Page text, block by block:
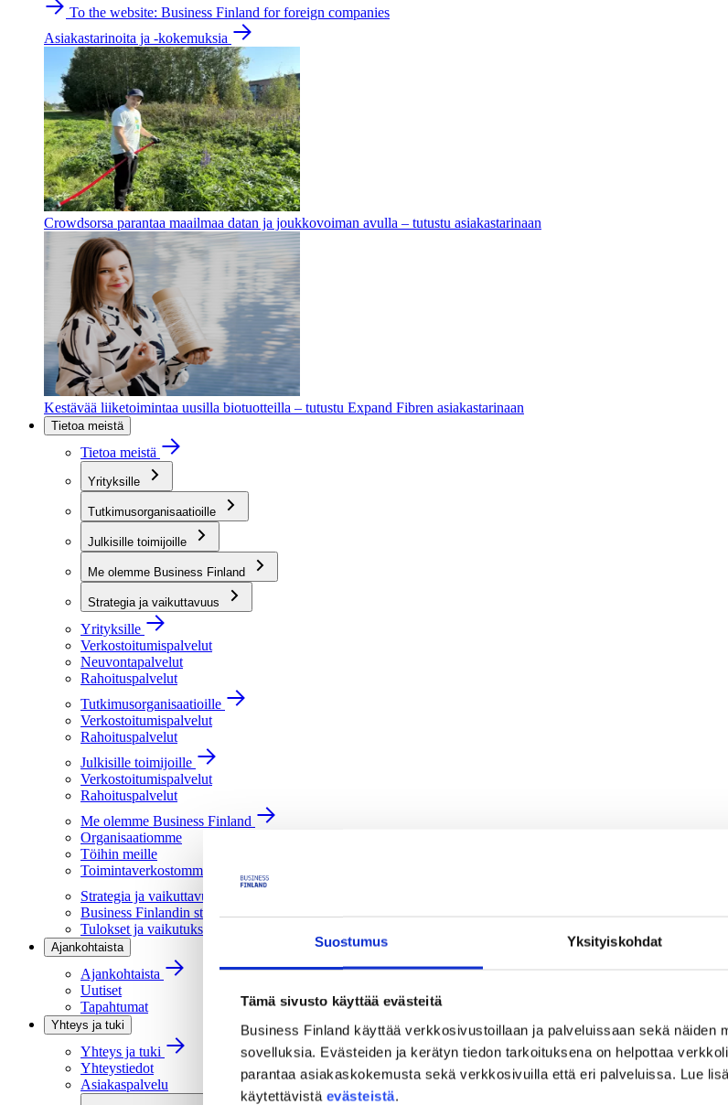
Suostumus Yksityiskohdat
Tämä sivusto käyttää evästeitä
Business Finland käyttää verkkosivustoillaan ja palveluissaan sekä näiden
sovelluksia. Evästeiden ja kerätyn tiedon tarkoituksena on helpottaa
parantaa asiakaskokemusta sekä verkkosivuilla että eri palveluissa. Lue
käytettävistä evästeistä.
To the website: Business Finland for foreign companies
Asiakastarinoita ja -kokemuksia
Crowdsorsa parantaa maailmaa datan ja joukkovoiman avulla – tutustu asiakastarinaan
Kestävää liiketoimintaa uusilla biotuotteilla – tutustu Expand Fibren asiakastarinaan
Tietoa meistä
Tietoa meistä
Yrityksille
Tutkimusorganisaatioille
Julkisille toimijoille
Me olemme Business Finland
Strategia ja vaikuttavuus
Yrityksille
Verkostoitumispalvelut
Neuvontapalvelut
Rahoituspalvelut
Tutkimusorganisaatioille
Verkostoitumispalvelut
Rahoituspalvelut
Julkisille toimijoille
Verkostoitumispalvelut
Rahoituspalvelut
Me olemme Business Finland
Organisaatiomme
Töihin meille
Toimintaverkostomme
Strategia ja vaikuttavuus
Business Finlandin strategia 2030
Tulokset ja vaikutukset
Ajankohtaista
Ajankohtaista
Uutiset
Tapahtumat
Yhteys ja tuki
Yhteys ja tuki
Yhteystiedot
Asiakaspalvelu